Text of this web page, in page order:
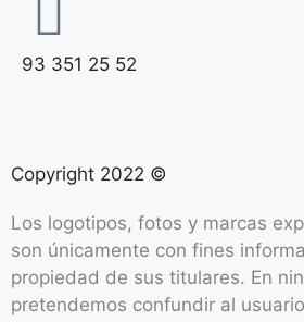
93 351 25 52
Copyright 2022 ©
Los logotipos, fotos y marcas
son únicamente con fines
propiedad de sus titulares. En
pretendemos confundir al